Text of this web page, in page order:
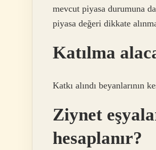
mevcut piyasa durumuna
piyasa değeri dikkate
Katılma
Katkı alındı ​​beyanlarının
Ziynet
hesaplanır?